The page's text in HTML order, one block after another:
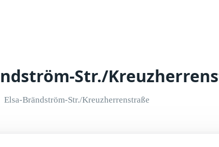
Str./
Elsa-Brändström-Str./Kreuzherrenstraße